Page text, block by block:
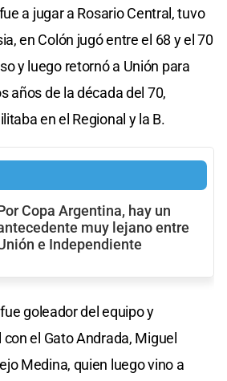
a jugar a Rosario Central, tuvo
en Colón jugó entre el 68 y el 70
y luego retornó a Unión para
años de la década del 70,
en el Regional y la B.
Copa Argentina, hay un
muy lejano entre
e Independiente
fue goleador del equipo y
el Gato Andrada, Miguel
Medina, quien luego vino a